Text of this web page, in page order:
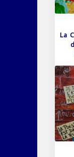
La